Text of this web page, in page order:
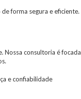
forma segura e eficiente.
Nossa consultoria é focada
e confiabilidade